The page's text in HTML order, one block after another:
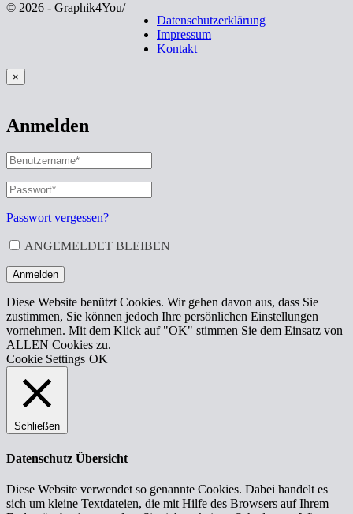
© 2026 - Graphik4You/
Datenschutzerklärung
Impressum
Kontakt
×
Anmelden
BENUTZERNAME
ODER
E-
MAIL-
ADRESSE*
ERFORDERLICH
PASSWORT
ERFORDERLICH
Passwort vergessen?
ANGEMELDET BLEIBEN
Anmelden
Diese Website benützt Cookies. Wir gehen davon aus, dass Sie
zustimmen, Sie können jedoch Ihre persönlichen Einstellungen
vornehmen. Mit dem Klick auf "OK" stimmen Sie dem Einsatz von
ALLEN Cookies zu.
Cookie Settings OK
Schließen
Datenschutz Übersicht
Diese Website verwendet so genannte Cookies. Dabei handelt es
sich um kleine Textdateien, die mit Hilfe des Browsers auf Ihrem